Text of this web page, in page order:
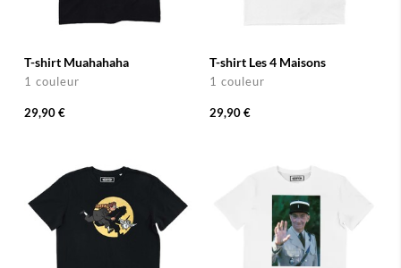
T-shirt Muahahaha
1 couleur
29,90 €
T-shirt Les 4 Maisons
1 couleur
29,90 €